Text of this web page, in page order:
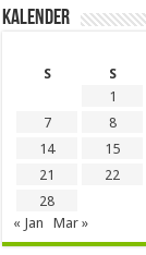
Kalender
S
S
1
7
8
14
15
21
22
28
« Jan
Mar »